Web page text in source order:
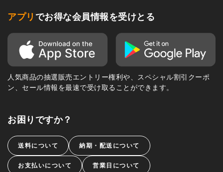
アプリ でお得な会員情報を受けとる
人気商品の抽選販売エントリー権利や、スペシャル割引クーポ
ン、セール情報を最速で受け取ることができます。
お困りですか？
送料について 納期・配送について
お支払いについて 営業日について